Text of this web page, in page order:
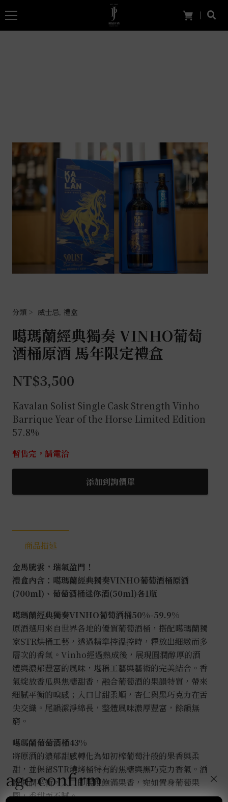
威士忌, 禮盒
噶瑪蘭經典獨奏 VINHO葡萄
酒桶原酒 馬年限定禮盒
NT$3,500
Kavalan Solist Single Cask Strength Vinho
Barrique Year of the Horse Limited Edition
57.8%
暫售完，請電洽
添加到詢價單
商品描述
金馬騰雲，瑞氣盈門！
禮盒內含：噶瑪蘭經典獨奏VINHO葡萄酒桶原酒
(700ml)、葡萄酒桶迷你酒(50ml)各1瓶
噶瑪蘭經典獨奏VINHO葡萄酒桶50%-59.9%
原酒選用來自世界各地的優質葡萄酒桶，搭配噶瑪蘭獨
家STR烘桶工藝，透過精準控溫控時，釋放出細緻而多
層次的香氣。Vinho經過熟成後，展現圓潤醇厚的酒
體與濃郁豐富的風味，堪稱工藝與藝術的完美結合。香
氣綻放香瓜與焦糖甜香，融合葡萄酒的果韻特質，帶來
細膩平衡的嗅感；入口甘甜柔順，杏仁與黑巧克力在舌
尖交織。尾韻潔淨綿長，整體風味濃厚豐富，餘韻無
窮。
噶瑪蘭葡萄酒桶43%
將原酒的濃郁甜感轉化為如初榨葡萄汁般的果香與柔
甜，並保留STR燒烤桶特有的焦糖與黑巧克力香氣。酒
體圓潤平衡，入口即展現飽滿果香，宛如置身葡萄果
園，香甜而不膩。
age confirm ×